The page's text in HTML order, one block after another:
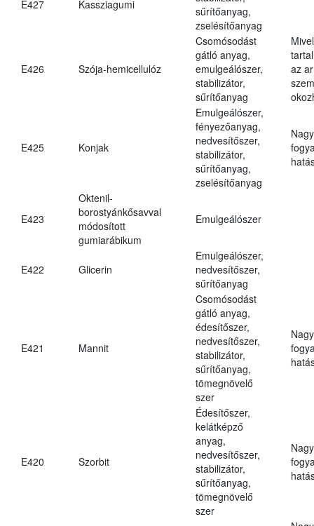
E427 Kassziagumi
sűrítőanyag,
zselésítőanyag
E426 Szója-hemicellulóz
Csomósodást
gátló anyag,
emulgeálószer,
stabilizátor,
sűrítőanyag
az
E425 Konjak
Emulgeálószer,
fényezőanyag,
nedvesítőszer,
stabilizátor,
sűrítőanyag,
zselésítőanyag
E423
Oktenil-
borostyánkősavval
módosított
gumiarábikum
Emulgeálószer
E422 Glicerin
Emulgeálószer,
nedvesítőszer,
sűrítőanyag
E421 Mannit
Csomósodást
gátló anyag,
édesítőszer,
nedvesítőszer,
stabilizátor,
sűrítőanyag,
tömegnövelő
szer
E420 Szorbit
Édesítőszer,
kelátképző
anyag,
nedvesítőszer,
stabilizátor,
sűrítőanyag,
tömegnövelő
szer